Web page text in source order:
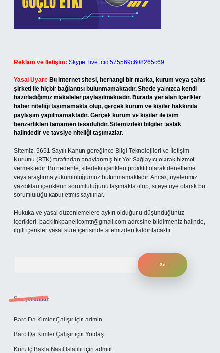
Reklam ve İletişim: Skype: live:.cid.575569c608265c69
Yasal Uyarı: Bu internet sitesi, herhangi bir marka, kurum veya şahıs
şirketi ile hiçbir bağlantısı bulunmamaktadır. Sitede yalnızca kendi
hazırladığımız makaleler paylaşılmaktadır. Burada yer alan içerikler
haber niteliği taşımamakta olup, gerçek kurum ve kişiler hakkında
paylaşım yapılmamaktadır. Gerçek kurum ve kişiler ile isim
benzerlikleri tamamen tesadüfidir. Sitemizdeki bilgiler taslak
halindedir ve tavsiye niteliği taşımazlar.
Sitemiz, 5651 Sayılı Kanun gereğince Bilgi Teknolojileri ve İletişim
Kurumu (BTK) tarafından onaylanmış bir Yer Sağlayıcı olarak hizmet
vermektedir. Bu nedenle, sitedeki içerikleri proaktif olarak denetleme
veya araştırma yükümlülüğümüz bulunmamaktadır. Ancak, üyelerimiz
yazdıkları içeriklerin sorumluluğunu taşımakta olup, siteye üye olarak bu
sorumluluğu kabul etmiş sayılırlar.
Hukuka ve yasal düzenlemelere aykırı olduğunu düşündüğünüz
içerikleri, backlinkpanelicomtr@gmail.com adresine bildirmeniz halinde,
ilgili içerikler yasal süre içerisinde sitemizden kaldırılacaktır.
Son yorumlar
Baro Da Kimler Çalışır için admin
Baro Da Kimler Çalışır için Yoldaş
Kuru Iç Bakla Nasıl Islatılır için admin